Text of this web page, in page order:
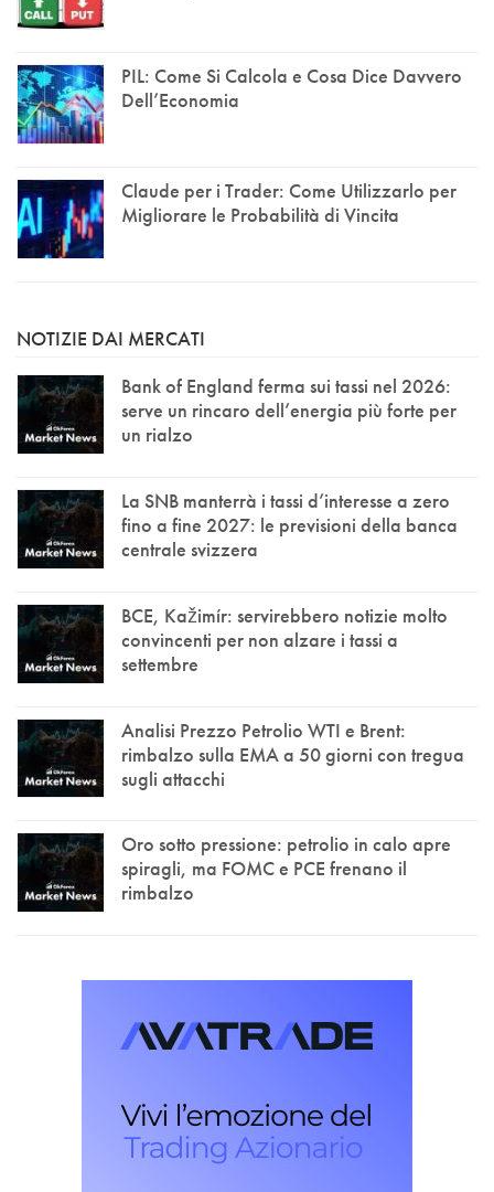
PIL: Come Si Calcola e Cosa Dice Davvero
Dell’Economia
Claude per i Trader: Come Utilizzarlo per
Migliorare le Probabilità di Vincita
NOTIZIE DAI MERCATI
Bank of England ferma sui tassi nel 2026:
serve un rincaro dell’energia più forte per
un rialzo
La SNB manterrà i tassi d’interesse a zero
fino a fine 2027: le previsioni della banca
centrale svizzera
BCE, Kažimír: servirebbero notizie molto
convincenti per non alzare i tassi a
settembre
Analisi Prezzo Petrolio WTI e Brent:
rimbalzo sulla EMA a 50 giorni con tregua
sugli attacchi
Oro sotto pressione: petrolio in calo apre
spiragli, ma FOMC e PCE frenano il
rimbalzo